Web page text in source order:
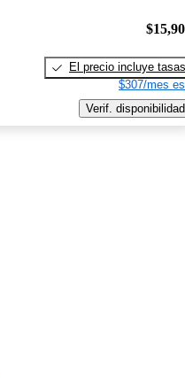
El precio incluye tasas
$307/mes
Verif. disponibilidad